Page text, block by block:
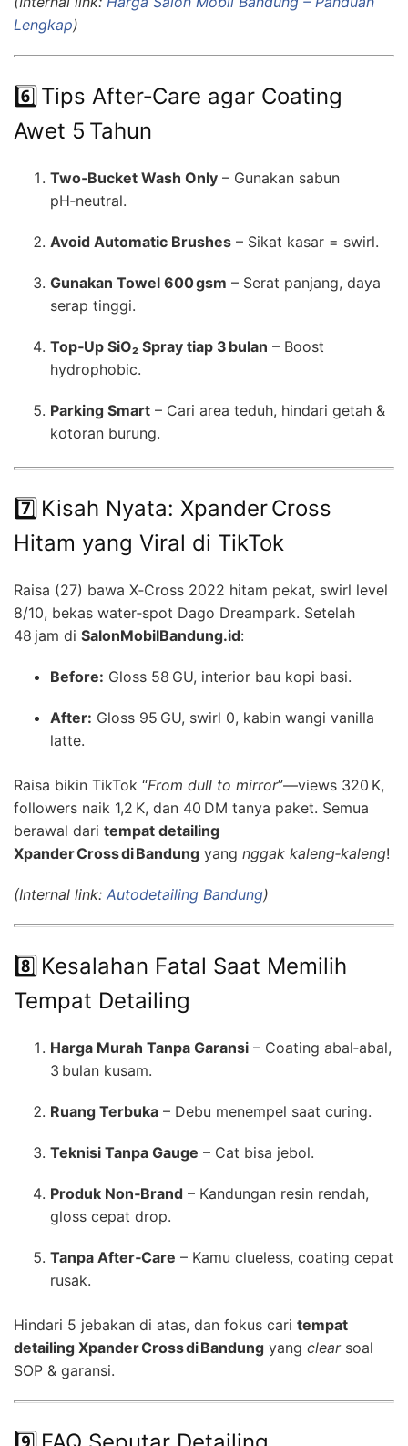
Lengkap)
6️⃣ Tips After‑Care agar Coating
Awet 5 Tahun
Two‑Bucket Wash Only – Gunakan sabun
pH‑neutral.
Avoid Automatic Brushes – Sikat kasar = swirl.
Gunakan Towel 600 gsm – Serat panjang, daya
serap tinggi.
Top‑Up SiO₂ Spray tiap 3 bulan – Boost
hydrophobic.
Parking Smart – Cari area teduh, hindari getah &
kotoran burung.
7️⃣ Kisah Nyata: Xpander Cross
Hitam yang Viral di TikTok
Raisa (27) bawa X‑Cross 2022 hitam pekat, swirl level
8/10, bekas water‑spot Dago Dreampark. Setelah
48 jam di SalonMobilBandung.id:
Before: Gloss 58 GU, interior bau kopi basi.
After: Gloss 95 GU, swirl 0, kabin wangi vanilla
latte.
Raisa bikin TikTok “From dull to mirror”—views 320 K,
followers naik 1,2 K, dan 40 DM tanya paket. Semua
berawal dari tempat detailing
Xpander Cross di Bandung yang nggak kaleng‑kaleng!
(Internal link: Autodetailing Bandung)
8️⃣ Kesalahan Fatal Saat Memilih
Tempat Detailing
Harga Murah Tanpa Garansi – Coating abal‑abal,
3 bulan kusam.
Ruang Terbuka – Debu menempel saat curing.
Teknisi Tanpa Gauge – Cat bisa jebol.
Produk Non‑Brand – Kandungan resin rendah,
gloss cepat drop.
Tanpa After‑Care – Kamu clueless, coating cepat
rusak.
Hindari 5 jebakan di atas, dan fokus cari tempat
detailing Xpander Cross di Bandung yang clearsoal
SOP & garansi.